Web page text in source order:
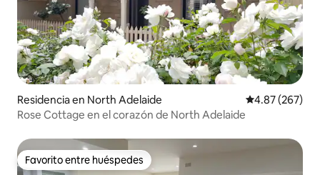
Residencia en North Adelaide Calificación
4.87 (267)
Rose Cottage en el corazón de North Adelaide
Favorito entre huéspedes
Favorito entre huéspedes